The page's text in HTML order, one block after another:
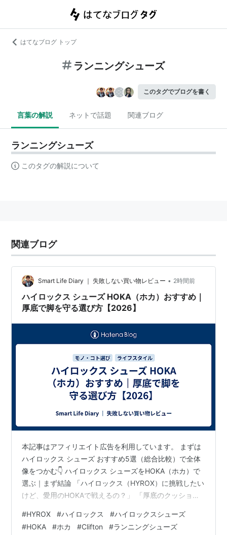
はてなブログ トップ
ランニングシューズ
このタグでブログを書く
言葉の解説 ネットで話題 関連ブログ
ランニングシューズ
このタグの解説について
関連ブログ
Smart Life Diary ｜ 失敗しない買い物レビュー • 2時間前
ハイロックス シューズ HOKA（ホカ）おすすめ｜
厚底で脚を守る選び方【2026】
本記事はアフィリエイト広告を利用しています。 まずは
ハイロックス シューズ おすすめ5選（総合比較）で全体
像をつかむ👇 ハイロックス シューズをHOKA（ホカ）で
選ぶ｜まず結論 「ハイロックス（HYROX）に挑戦したい
けど、愛用のHOKAで戦えるの？」 「厚底のクッション
安…」 先に正直なところをお伝えします。HYROXの公式
シューズパートナーはPUMAであり、 グリップだけで選
#HYROX #ハイロックス #ハイロックスシューズ
#HOKA #ホカ #Clifton #ランニングシューズ